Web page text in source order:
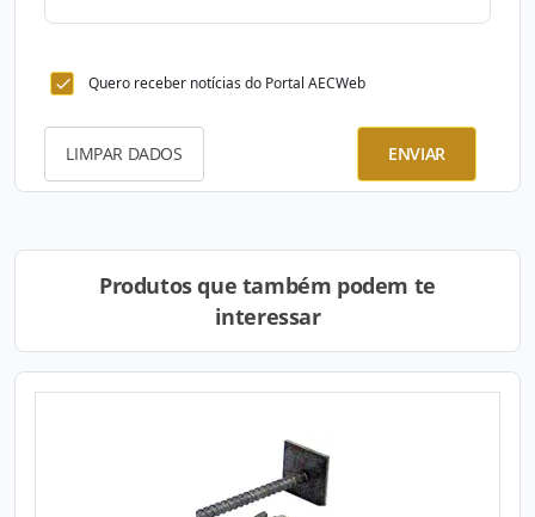
Quero receber notícias do Portal AECWeb
LIMPAR DADOS ENVIAR
Produtos que também podem te
interessar